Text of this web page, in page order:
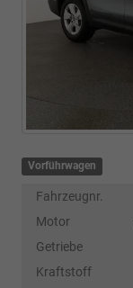
Vorführwagen
Fahrzeugnr.
Motor
Getriebe
Kraftstoff